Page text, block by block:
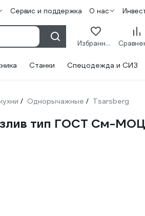
Сервис и поддержка О нас
Избранное
Станки Спецодежда и СИЗ
/ Однорычажные / Tsarsberg
тип ГОСТ См-